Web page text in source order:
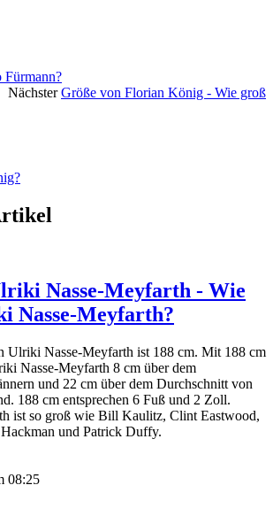
Fürmann?
Nächster Größe von Florian König - Wie groß
Nasse-Meyfarth - Wie
Nasse-Meyfarth?
Ulriki Nasse-Meyfarth ist 188 cm. Mit 188 cm
Nasse-Meyfarth 8 cm über dem
und 22 cm über dem Durchschnitt von
188 cm entsprechen 6 Fuß und 2 Zoll.
ist so groß wie Bill Kaulitz, Clint Eastwood,
und Patrick Duffy.
08:25